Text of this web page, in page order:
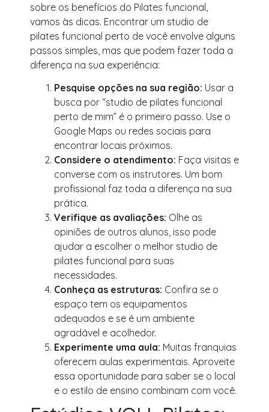
sobre os benefícios do Pilates funcional,
vamos às dicas. Encontrar um studio de
pilates funcional perto de você envolve alguns
passos simples, mas que podem fazer toda a
diferença na sua experiência:
Pesquise opções na sua região: Usar a
busca por “studio de pilates funcional
perto de mim” é o primeiro passo. Use o
Google Maps ou redes sociais para
encontrar locais próximos.
Considere o atendimento: Faça visitas e
converse com os instrutores. Um bom
profissional faz toda a diferença na sua
prática.
Verifique as avaliações: Olhe as
opiniões de outros alunos, isso pode
ajudar a escolher o melhor studio de
pilates funcional para suas
necessidades.
Conheça as estruturas: Confira se o
espaço tem os equipamentos
adequados e se é um ambiente
agradável e acolhedor.
Experimente uma aula: Muitas franquias
oferecem aulas experimentais. Aproveite
essa oportunidade para saber se o local
e o estilo de ensino combinam com você.